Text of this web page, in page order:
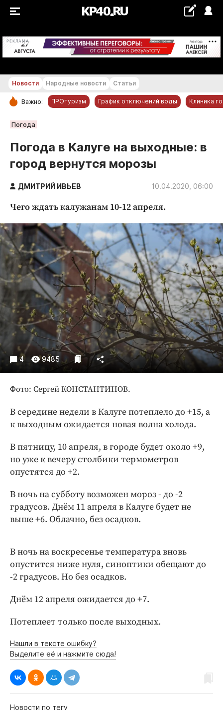
РЕКЛАМА +19...+20 °С
РУБРИКИ
Новости компаний
Статьи
Народные новости
Благоустройство
Криминал
Культура
Недвижимость и ЖКХ
Образование
Общество
Погода
Праздники
Происшествия
Спорт
Экономика и бизнес
ПРОЕКТЫ
Издания
Интересное чтиво
Клиника года
Работодатель года
Новости Народные новости Статьи
Важно: ПРОтуризм График отключений воды Клиника
Погода
Погода в Калуге на выходные: в
город вернутся морозы
ДМИТРИЙ ИВЬЕВ 10.04.2020, 06:00
Чего ждать калужанам 10-12 апреля.
4 9485
Фото: Сергей КОНСТАНТИНОВ.
В середине недели в Калуге потеплело до +15, а
к выходным ожидается новая волна холода.
В пятницу, 10 апреля, в городе будет около +9,
но уже к вечеру столбики термометров
опустятся до +2.
В ночь на субботу возможен мороз - до -2
градусов. Днём 11 апреля в Калуге будет не
выше +6. Облачно, без осадков.
В ночь на воскресенье температура вновь
опустится ниже нуля, синоптики обещают до
-2 градусов. Но без осадков.
Днём 12 апреля ожидается до +7.
Потеплеет только после выходных.
Нашли в тексте ошибку?
Выделите её и нажмите сюда!
Новости по тегу